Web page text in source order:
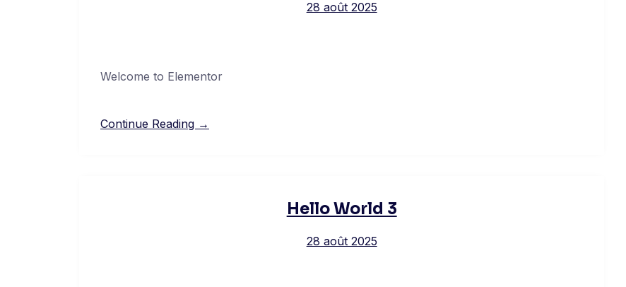
28 août 2025
Welcome to Elementor
Continue Reading →
Hello World 3
28 août 2025